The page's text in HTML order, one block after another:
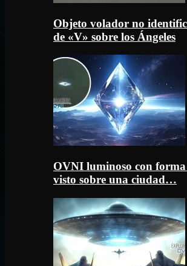
Objeto volador no
de «V» sobre los Ángeles
OVNI luminoso con forma
visto sobre una ciudad…